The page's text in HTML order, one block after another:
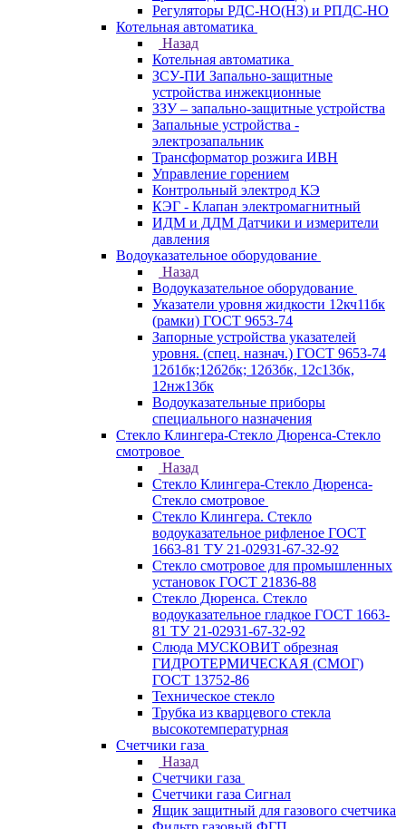
Регуляторы РДС-НО(НЗ) и РПДС-НО
Котельная автоматика
Назад
Котельная автоматика
ЗСУ-ПИ Запально-защитные
устройства инжекционные
ЗЗУ – запально-защитные устройства
Запальные устройства -
электрозапальник
Трансформатор розжига ИВН
Управление горением
Контрольный электрод КЭ
КЭГ - Клапан электромагнитный
ИДМ и ДДМ Датчики и измерители
давления
Водоуказательное оборудование
Назад
Водоуказательное оборудование
Указатели уровня жидкости 12кч11бк
(рамки) ГОСТ 9653-74
Запорные устройства указателей
уровня. (спец. назнач.) ГОСТ 9653-74
12б1бк;12б2бк; 12б3бк, 12с13бк,
12нж13бк
Водоуказательные приборы
специального назначения
Стекло Клингера-Стекло Дюренса-Стекло
смотровое
Назад
Стекло Клингера-Стекло Дюренса-
Стекло смотровое
Стекло Клингера. Стекло
водоуказательное рифленое ГОСТ
1663-81 ТУ 21-02931-67-32-92
Стекло смотровое для промышленных
установок ГОСТ 21836-88
Стекло Дюренса. Стекло
водоуказательное гладкое ГОСТ 1663-
81 ТУ 21-02931-67-32-92
Слюда МУСКОВИТ обрезная
ГИДРОТЕРМИЧЕСКАЯ (СМОГ)
ГОСТ 13752-86
Техническое стекло
Трубка из кварцевого стекла
высокотемпературная
Счетчики газа
Назад
Счетчики газа
Счетчики газа Сигнал
Ящик защитный для газового счетчика